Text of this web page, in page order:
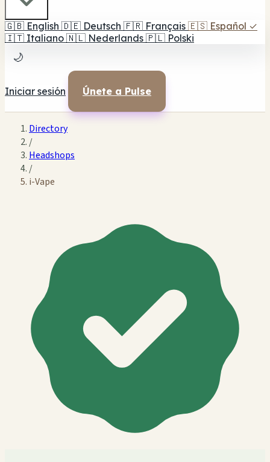
🇬🇧 English 🇩🇪 Deutsch 🇫🇷 Français 🇪🇸 Español ✓
🇮🇹 Italiano 🇳🇱 Nederlands 🇵🇱 Polski
🌙
Iniciar sesión Únete a Pulse
Directory
/
Headshops
/
i-Vape